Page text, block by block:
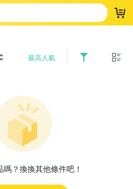
登
最高人氣
嗎？換換其他條件吧！